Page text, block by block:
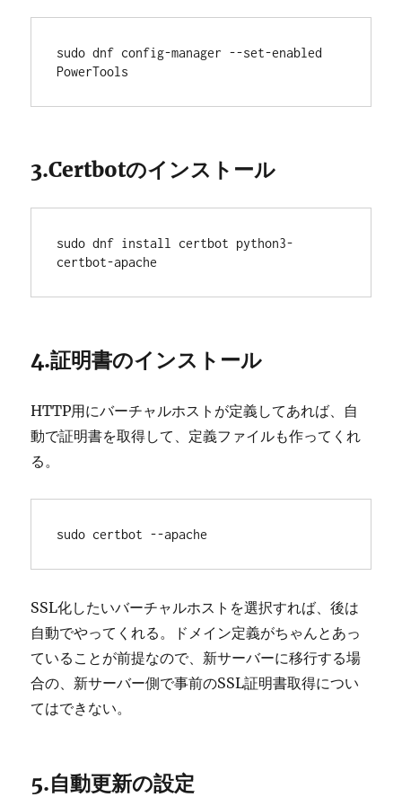
sudo dnf config-manager --set-enabled
PowerTools
3.Certbotのインストール
sudo dnf install certbot python3-
certbot-apache
4.証明書のインストール
HTTP用にバーチャルホストが定義してあれば、自
動で証明書を取得して、定義ファイルも作ってくれ
る。
sudo certbot --apache
SSL化したいバーチャルホストを選択すれば、後は
自動でやってくれる。ドメイン定義がちゃんとあっ
ていることが前提なので、新サーバーに移行する場
合の、新サーバー側で事前のSSL証明書取得につい
てはできない。
5.自動更新の設定